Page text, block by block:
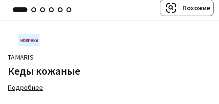
Похожие
TAMARIS
Кеды кожаные
Подробнее